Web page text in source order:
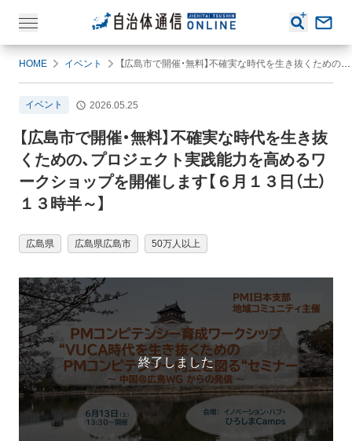
HOME イベント 【広島市で開催・無料】不確実な時代を生き抜くための、プロジェクト実践能力を高めるワークショップを開催します【６月１３日（土）１３時半～】
イベント 2026.05.25
【広島市で開催・無料】不確実な時代を生き抜
くための、プロジェクト実践能力を高めるワ
ークショップを開催します【６月１３日（土）
１３時半～】
広島県 広島県広島市 50万人以上
終了しました